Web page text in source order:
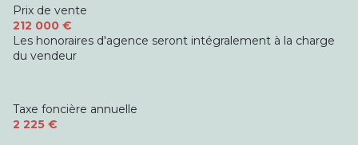
Prix de vente
212 000 €
Les honoraires d'agence seront intégralement à la charge
du vendeur
Taxe foncière annuelle
2 225 €